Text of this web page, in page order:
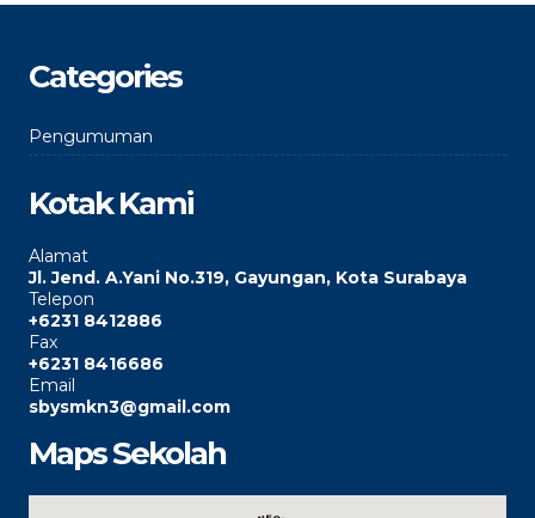
Categories
Pengumuman
Kotak Kami
Alamat
Jl. Jend. A.Yani No.319, Gayungan, Kota Surabaya
Telepon
+6231 8412886
Fax
+6231 8416686
Email
sbysmkn3@gmail.com
Maps Sekolah